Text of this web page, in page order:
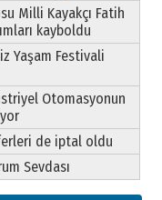
Milli Kayakçı Fatih
kayboldu
Yaşam Festivali
Otomasyonun
de iptal oldu
Sevdası